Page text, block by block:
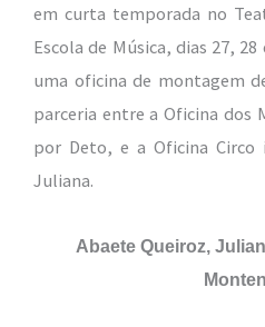
em curta temporada no
Escola de Música, dias 27,
uma oficina de montagem
parceria entre a Oficina dos
por Deto, e a Oficina
Juliana.
Abaete Queiroz,